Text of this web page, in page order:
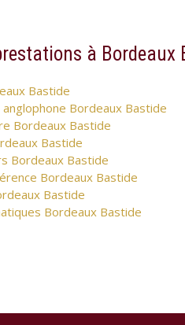
à Bordeaux
Bastide
Bordeaux Bastide
Bordeaux Bastide
Bastide
Bordeaux Bastide
Bordeaux Bastide
Bastide
Bordeaux Bastide